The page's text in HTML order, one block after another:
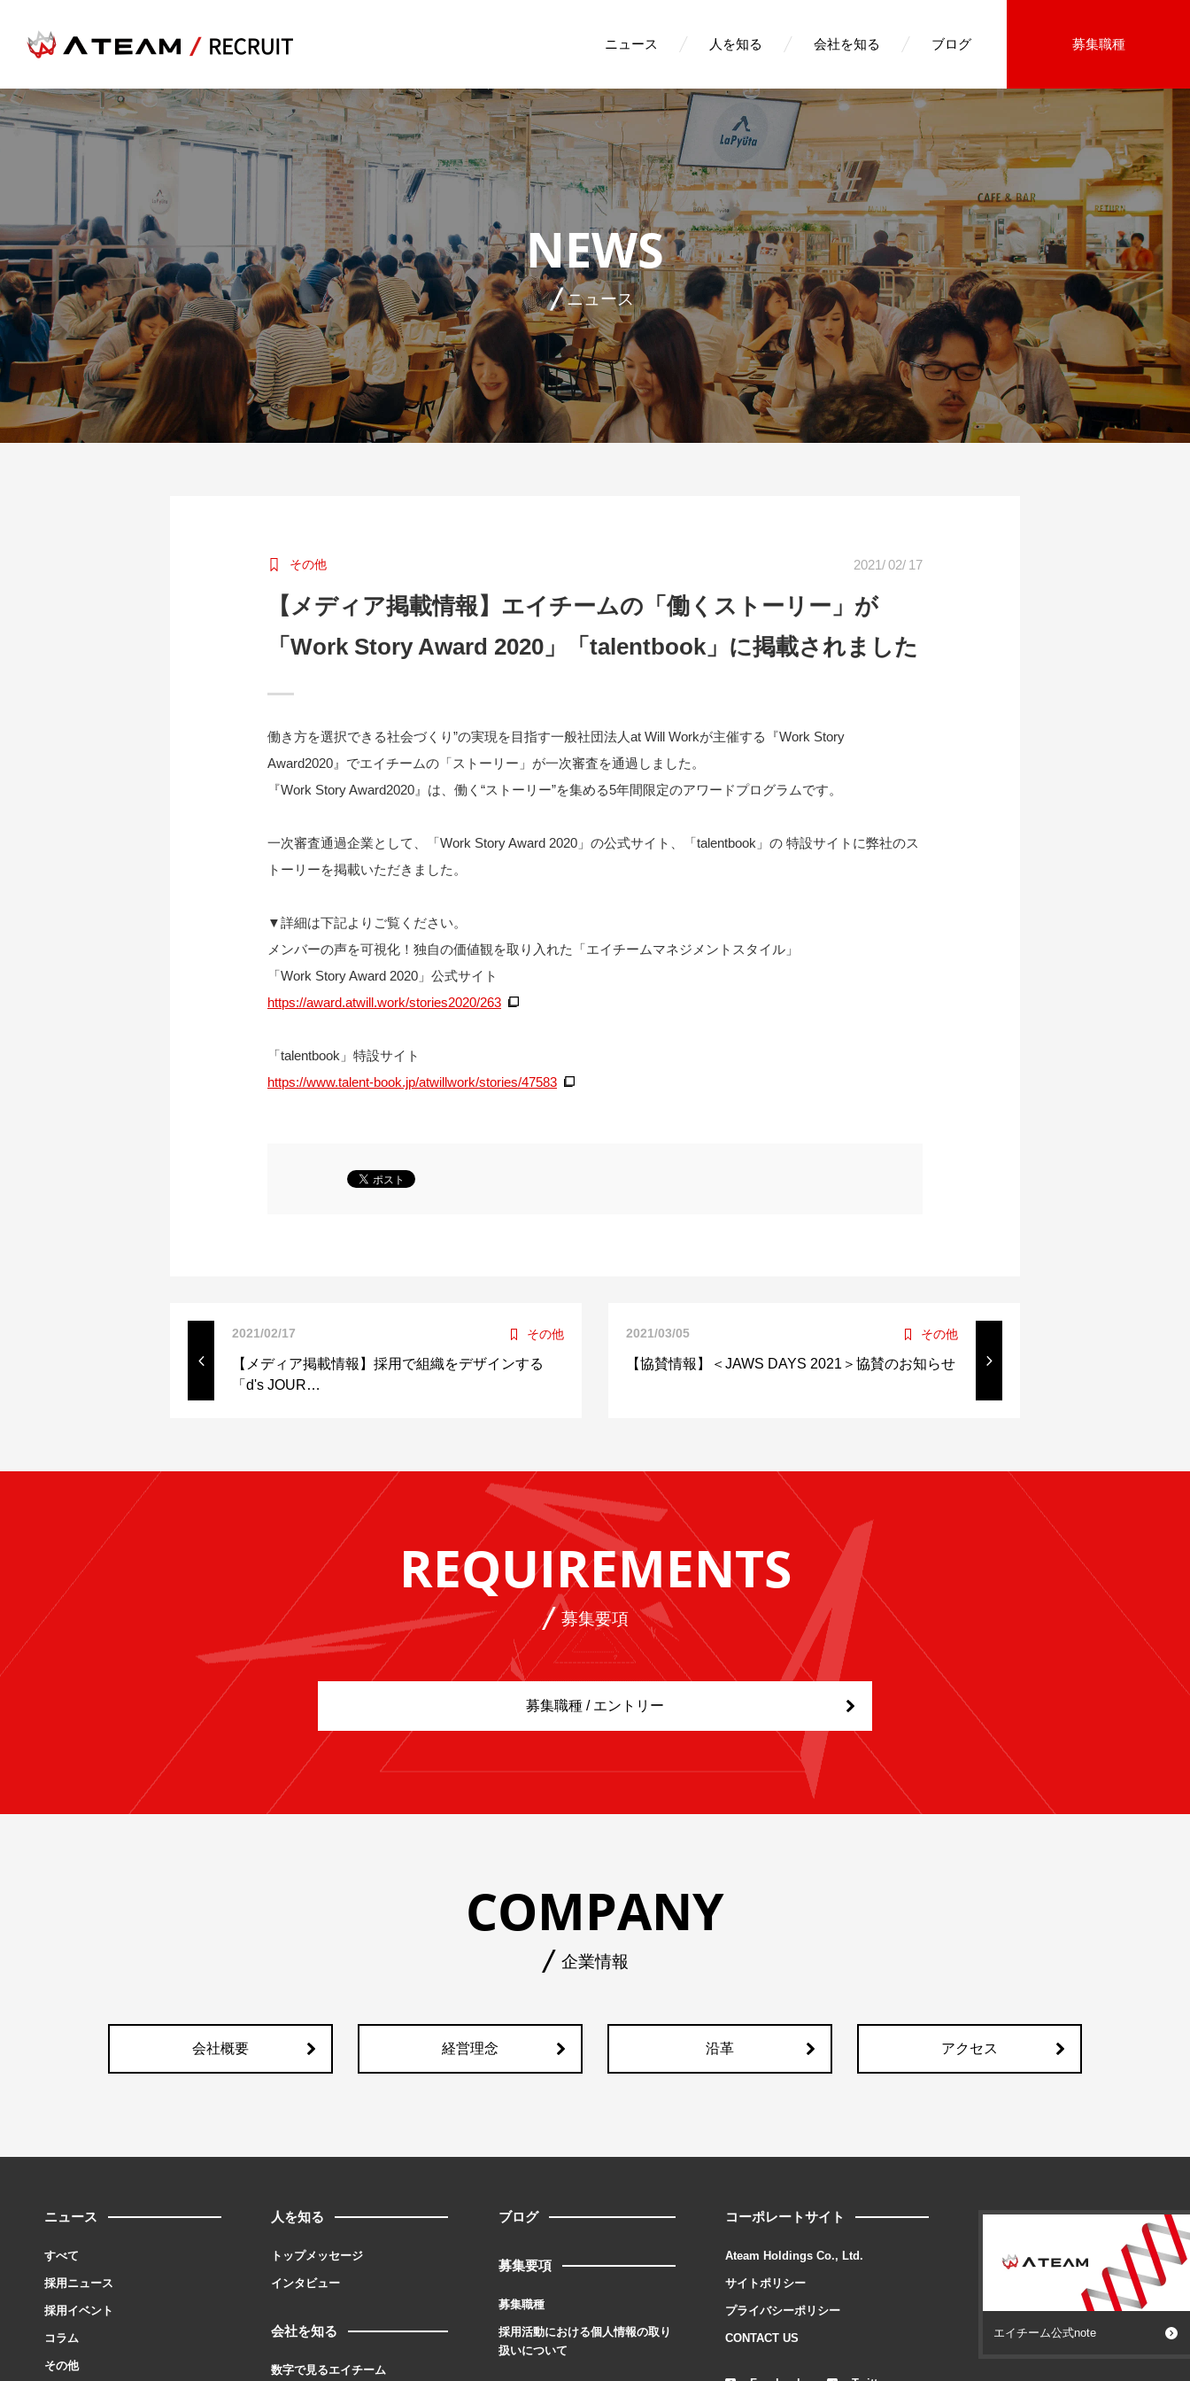
ニュース 人を知る 会社を知る ブログ 募集職種
NEWS
ニュース
その他 2021/02/ 17
【メディア掲載情報】エイチームの「働くストーリー」が
「Work Story Award 2020」「talentbook」に掲載されました
働き方を選択できる社会づくり”の実現を目指す一般社団法人at Will Workが主催する『Work Story
Award2020』でエイチームの「ストーリー」が一次審査を通過しました。
『Work Story Award2020』は、働く“ストーリー”を集める5年間限定のアワードプログラムです。
一次審査通過企業として、「Work Story Award 2020」の公式サイト、「talentbook」の 特設サイトに弊社のス
トーリーを掲載いただきました。
▼詳細は下記よりご覧ください。
メンバーの声を可視化！独自の価値観を取り入れた「エイチームマネジメントスタイル」
「Work Story Award 2020」公式サイト
https://award.atwill.work/stories2020/263
「talentbook」特設サイト
https://www.talent-book.jp/atwillwork/stories/47583
2021/02/17 その他
【メディア掲載情報】採用で組織をデザインする
「d's JOUR…
2021/03/05 その他
【協賛情報】＜JAWS DAYS 2021＞協賛のお知らせ
REQUIREMENTS
募集要項
募集職種 / エントリー
COMPANY
企業情報
会社概要 経営理念 沿革 アクセス
ニュース
すべて
採用ニュース
採用イベント
コラム
その他
人を知る
トップメッセージ
インタビュー
会社を知る
数字で見るエイチーム
ブログ
募集要項
募集職種
採用活動における個人情報の取り
扱いについて
コーポレートサイト
Ateam Holdings Co., Ltd.
サイトポリシー
プライバシーポリシー
CONTACT US エイチーム公式note